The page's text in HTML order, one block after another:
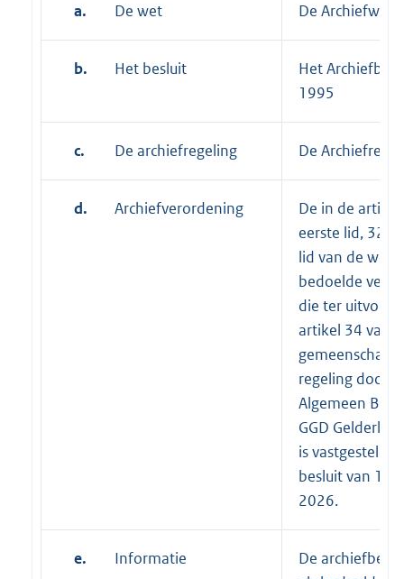
a. De wet De Archiefwet
b. Het besluit
Het
1995
c. De archiefregeling De
d. Archiefverordening
De in de
eerste lid, 32,
lid van de wet
bedoelde
die ter
artikel 34 van
regeling door
Algemeen
GGD
is vastgesteld
besluit van 12
2026.
e. Informatie
De